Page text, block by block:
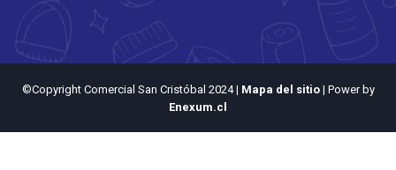
©Copyright Comercial San Cristóbal 2024| Mapa del sitio| Power by
Enexum.cl